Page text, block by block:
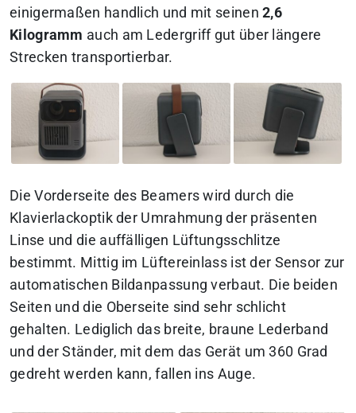
einigermaßen handlich und mit seinen2,6
Kilogramm auch am Ledergriff gut über längere
Strecken transportierbar.
Die Vorderseite des Beamers wird durch die
Klavierlackoptik der Umrahmung der präsenten
Linse und die auffälligen Lüftungsschlitze
bestimmt. Mittig im Lüftereinlass ist der Sensor zur
automatischen Bildanpassung verbaut. Die beiden
Seiten und die Oberseite sind sehr schlicht
gehalten. Lediglich das breite, braune Lederband
und der Ständer, mit dem das Gerät um 360 Grad
gedreht werden kann, fallen ins Auge.